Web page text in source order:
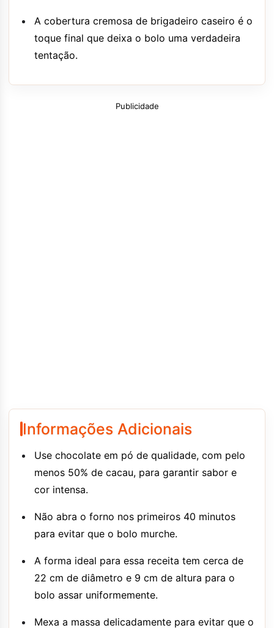
A cobertura cremosa de brigadeiro caseiro é o
toque final que deixa o bolo uma verdadeira
tentação.
Publicidade
Informações Adicionais
Use chocolate em pó de qualidade, com pelo
menos 50% de cacau, para garantir sabor e
cor intensa.
Não abra o forno nos primeiros 40 minutos
para evitar que o bolo murche.
A forma ideal para essa receita tem cerca de
22 cm de diâmetro e 9 cm de altura para o
bolo assar uniformemente.
Mexa a massa delicadamente para evitar que o